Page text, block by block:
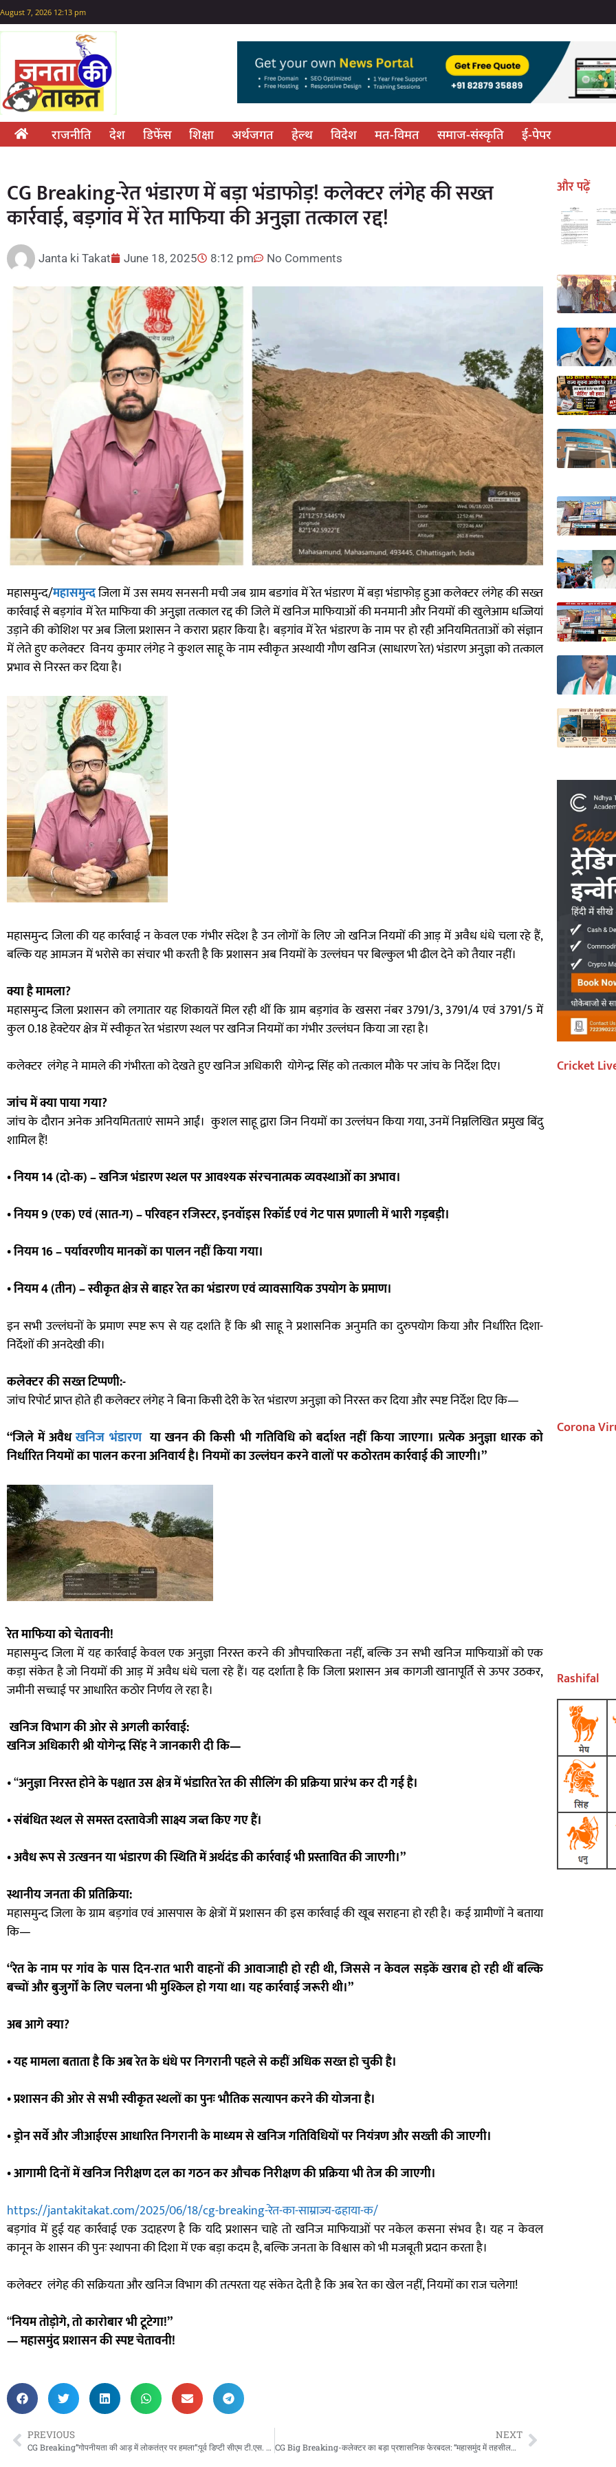
August 7, 2026 12:13 pm
राजनीति देश डिफेंस शिक्षा अर्थजगत हेल्थ विदेश मत-विमत समाज-संस्कृति ई-पेपर
CG Breaking-रेत भंडारण में बड़ा भंडाफोड़! कलेक्टर लंगेह की सख्त
कार्रवाई, बड़गांव में रेत माफिया की अनुज्ञा तत्काल रद्द!
Janta ki Takat June 18, 2025 8:12 pm No Comments
महासमुन्द/महासमुन्दजिला में उस समय सनसनी मची जब ग्राम बडगांव में रेत भंडारण में बड़ा भंडाफोड़ हुआ कलेक्टर लंगेह की सख्त
कार्रवाई से बड़गांव में रेत माफिया की अनुज्ञा तत्काल रद्द की जिले में खनिज माफियाओं की मनमानी और नियमों की खुलेआम धज्जियां
उड़ाने की कोशिश पर अब जिला प्रशासन ने करारा प्रहार किया है। बड़गांव में रेत भंडारण के नाम पर हो रही अनियमितताओं को संज्ञान
में लेते हुए कलेक्टर विनय कुमार लंगेह ने कुशल साहू के नाम स्वीकृत अस्थायी गौण खनिज (साधारण रेत) भंडारण अनुज्ञा को तत्काल
प्रभाव से निरस्त कर दिया है।
महासमुन्द जिला की यह कार्रवाई न केवल एक गंभीर संदेश है उन लोगों के लिए जो खनिज नियमों की आड़ में अवैध धंधे चला रहे हैं,
बल्कि यह आमजन में भरोसे का संचार भी करती है कि प्रशासन अब नियमों के उल्लंघन पर बिल्कुल भी ढील देने को तैयार नहीं।
क्या है मामला?
महासमुन्द जिला प्रशासन को लगातार यह शिकायतें मिल रही थीं कि ग्राम बड़गांव के खसरा नंबर 3791/3, 3791/4 एवं 3791/5 में
कुल 0.18 हेक्टेयर क्षेत्र में स्वीकृत रेत भंडारण स्थल पर खनिज नियमों का गंभीर उल्लंघन किया जा रहा है।
कलेक्टर लंगेह ने मामले की गंभीरता को देखते हुए खनिज अधिकारी योगेन्द्र सिंह को तत्काल मौके पर जांच के निर्देश दिए।
जांच में क्या पाया गया?
जांच के दौरान अनेक अनियमितताएं सामने आईं। कुशल साहू द्वारा जिन नियमों का उल्लंघन किया गया, उनमें निम्नलिखित प्रमुख बिंदु
शामिल हैं!
• नियम 14 (दो-क) – खनिज भंडारण स्थल पर आवश्यक संरचनात्मक व्यवस्थाओं का अभाव।
• नियम 9 (एक) एवं (सात-ग) – परिवहन रजिस्टर, इनवॉइस रिकॉर्ड एवं गेट पास प्रणाली में भारी गड़बड़ी।
• नियम 16 – पर्यावरणीय मानकों का पालन नहीं किया गया।
• नियम 4 (तीन) – स्वीकृत क्षेत्र से बाहर रेत का भंडारण एवं व्यावसायिक उपयोग के प्रमाण।
इन सभी उल्लंघनों के प्रमाण स्पष्ट रूप से यह दर्शाते हैं कि श्री साहू ने प्रशासनिक अनुमति का दुरुपयोग किया और निर्धारित दिशा-
निर्देशों की अनदेखी की।
कलेक्टर की सख्त टिप्पणी:-
जांच रिपोर्ट प्राप्त होते ही कलेक्टर लंगेह ने बिना किसी देरी के रेत भंडारण अनुज्ञा को निरस्त कर दिया और स्पष्ट निर्देश दिए कि—
“जिले में अवैधखनिज भंडारणया खनन की किसी भी गतिविधि को बर्दाश्त नहीं किया जाएगा। प्रत्येक अनुज्ञा धारक को
निर्धारित नियमों का पालन करना अनिवार्य है। नियमों का उल्लंघन करने वालों पर कठोरतम कार्रवाई की जाएगी।”
रेत माफिया को चेतावनी!
महासमुन्द जिला में यह कार्रवाई केवल एक अनुज्ञा निरस्त करने की औपचारिकता नहीं, बल्कि उन सभी खनिज माफियाओं को एक
कड़ा संकेत है जो नियमों की आड़ में अवैध धंधे चला रहे हैं। यह दर्शाता है कि जिला प्रशासन अब कागजी खानापूर्ति से ऊपर उठकर,
जमीनी सच्चाई पर आधारित कठोर निर्णय ले रहा है।
खनिज विभाग की ओर से अगली कार्रवाई:
खनिज अधिकारी श्री योगेन्द्र सिंह ने जानकारी दी कि—
• “अनुज्ञा निरस्त होने के पश्चात उस क्षेत्र में भंडारित रेत की सीलिंग की प्रक्रिया प्रारंभ कर दी गई है।
• संबंधित स्थल से समस्त दस्तावेजी साक्ष्य जब्त किए गए हैं।
• अवैध रूप से उत्खनन या भंडारण की स्थिति में अर्थदंड की कार्रवाई भी प्रस्तावित की जाएगी।”
स्थानीय जनता की प्रतिक्रिया:
महासमुन्द जिला के ग्राम बड़गांव एवं आसपास के क्षेत्रों में प्रशासन की इस कार्रवाई की खूब सराहना हो रही है। कई ग्रामीणों ने बताया
कि—
“रेत के नाम पर गांव के पास दिन-रात भारी वाहनों की आवाजाही हो रही थी, जिससे न केवल सड़कें खराब हो रही थीं बल्कि
बच्चों और बुजुर्गों के लिए चलना भी मुश्किल हो गया था। यह कार्रवाई जरूरी थी।”
अब आगे क्या?
• यह मामला बताता है कि अब रेत के धंधे पर निगरानी पहले से कहीं अधिक सख्त हो चुकी है।
• प्रशासन की ओर से सभी स्वीकृत स्थलों का पुनः भौतिक सत्यापन करने की योजना है।
• ड्रोन सर्वे और जीआईएस आधारित निगरानी के माध्यम से खनिज गतिविधियों पर नियंत्रण और सख्ती की जाएगी।
• आगामी दिनों में खनिज निरीक्षण दल का गठन कर औचक निरीक्षण की प्रक्रिया भी तेज की जाएगी।
https://jantakitakat.com/2025/06/18/cg-breaking-रेत-का-साम्राज्य-ढहाया-क/
बड़गांव में हुई यह कार्रवाई एक उदाहरण है कि यदि प्रशासन चाहे तो खनिज माफियाओं पर नकेल कसना संभव है। यह न केवल
कानून के शासन की पुनः स्थापना की दिशा में एक बड़ा कदम है, बल्कि जनता के विश्वास को भी मजबूती प्रदान करता है।
कलेक्टर लंगेह की सक्रियता और खनिज विभाग की तत्परता यह संकेत देती है कि अब रेत का खेल नहीं, नियमों का राज चलेगा!
“नियम तोड़ोगे, तो कारोबार भी टूटेगा!”
— महासमुंद प्रशासन की स्पष्ट चेतावनी!
PREVIOUS
CG Breaking”गोपनीयता की आड़ में लोकतंत्र पर हमला”:पूर्व डिप्टी सीएम टी.एस. सिंहदेव का तीखा प्रहार—”भाजपा सरकार का नया फरमान: अब मीडिया भी ‘पास’ लेकर बोले!”
NEXT
CG Big Breaking-कलेक्टर का बड़ा प्रशासनिक फेरबदल: “महासमुंद में तहसीलदारों की ताश की गड्डी फेंट दी गई!” 7 अधिकारियों के दायित्व में व्यापक बदलाव, प्रशासनिक हलकों में मची हलचल!
और पढ़ें
Cricket
Corona
Rashifal